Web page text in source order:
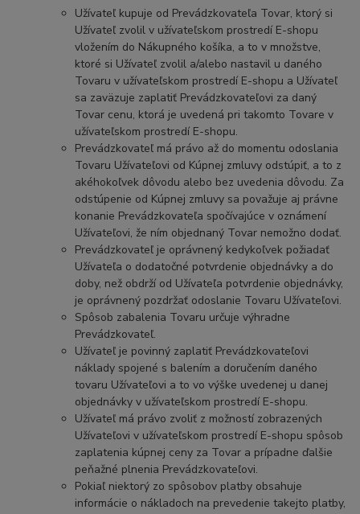
Užívateľ kupuje od Prevádzkovateľa Tovar, ktorý si
Užívateľ zvolil v užívateľskom prostredí E-shopu
vložením do Nákupného košíka, a to v množstve,
ktoré si Užívateľ zvolil a/alebo nastavil u daného
Tovaru v užívateľskom prostredí E-shopu a Užívateľ
sa zaväzuje zaplatiť Prevádzkovateľovi za daný
Tovar cenu, ktorá je uvedená pri takomto Tovare v
užívateľskom prostredí E-shopu.
Prevádzkovateľ má právo až do momentu odoslania
Tovaru Užívateľovi od Kúpnej zmluvy odstúpiť, a to z
akéhokoľvek dôvodu alebo bez uvedenia dôvodu. Za
odstúpenie od Kúpnej zmluvy sa považuje aj právne
konanie Prevádzkovateľa spočívajúce v oznámení
Užívateľovi, že ním objednaný Tovar nemožno dodať.
Prevádzkovateľ je oprávnený kedykoľvek požiadať
Užívateľa o dodatočné potvrdenie objednávky a do
doby, než obdrží od Užívateľa potvrdenie objednávky,
je oprávnený pozdržať odoslanie Tovaru Užívateľovi.
Spôsob zabalenia Tovaru určuje výhradne
Prevádzkovateľ.
Užívateľ je povinný zaplatiť Prevádzkovateľovi
náklady spojené s balením a doručením daného
tovaru Užívateľovi a to vo výške uvedenej u danej
objednávky v užívateľskom prostredí E-shopu.
Užívateľ má právo zvoliť z možností zobrazených
Užívateľovi v užívateľskom prostredí E-shopu spôsob
zaplatenia kúpnej ceny za Tovar a prípadne ďalšie
peňažné plnenia Prevádzkovateľovi.
Pokiaľ niektorý zo spôsobov platby obsahuje
informácie o nákladoch na prevedenie takejto platby,